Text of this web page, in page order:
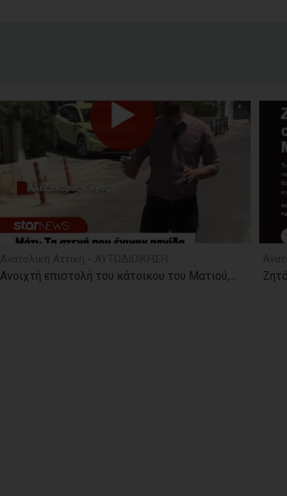
Ανοιχτή επιστολή του κάτοικου του Ματιού,...